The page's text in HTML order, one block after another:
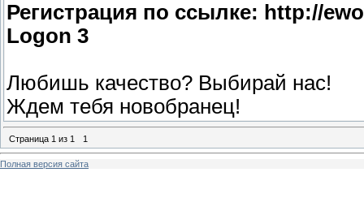
Регистрация по ссылке: http://
Logon 3
Любишь качество? Выбирай нас!
Ждем тебя новобранец!
Страница 1 из 1 1
Полная версия сайта